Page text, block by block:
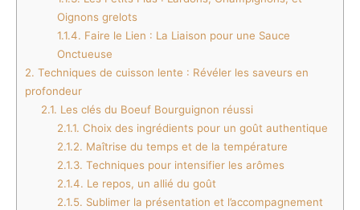
Oignons grelots
1.1.4. Faire le Lien : La Liaison pour une Sauce
Onctueuse
2. Techniques de cuisson lente : Révéler les saveurs en
profondeur
2.1. Les clés du Boeuf Bourguignon réussi
2.1.1. Choix des ingrédients pour un goût authentique
2.1.2. Maîtrise du temps et de la température
2.1.3. Techniques pour intensifier les arômes
2.1.4. Le repos, un allié du goût
2.1.5. Sublimer la présentation et l’accompagnement